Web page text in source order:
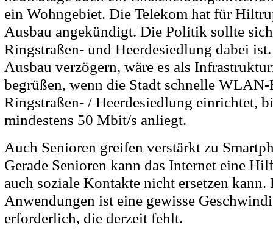
ein Wohngebiet. Die Telekom hat für
Ausbau angekündigt. Die Politik sollte
Ringstraßen- und Heerdesiedlung dabei
Ausbau verzögern, wäre es als
begrüßen, wenn die Stadt schnelle
Ringstraßen- / Heerdesiedlung einrichtet,
mindestens 50 Mbit/s anliegt.
Auch Senioren greifen verstärkt zu
Gerade Senioren kann das Internet eine
auch soziale Kontakte nicht ersetzen kann.
Anwendungen ist eine gewisse
erforderlich, die derzeit fehlt.